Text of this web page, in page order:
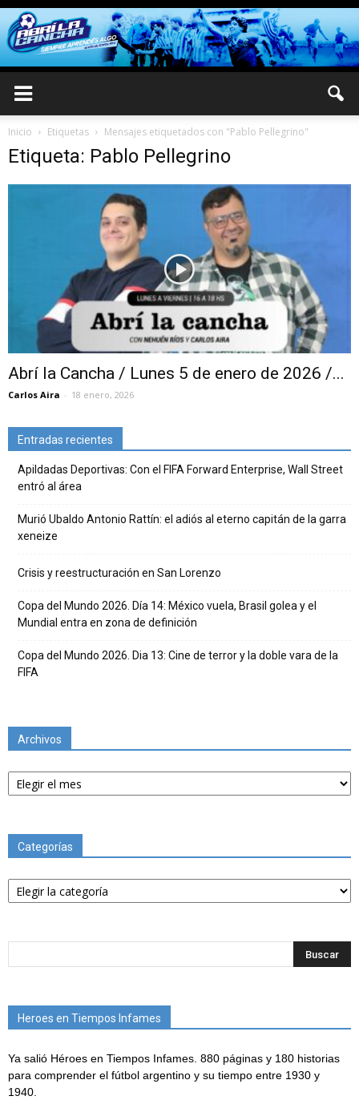
Inicio Etiquetas Mensajes etiquetados con "Pablo Pellegrino"
Etiqueta: Pablo Pellegrino
Abrí la Cancha / Lunes 5 de enero de 2026 /...
Carlos Aira - 18 enero, 2026
Entradas recientes
Apildadas Deportivas: Con el FIFA Forward Enterprise, Wall Street
entró al área
Murió Ubaldo Antonio Rattín: el adiós al eterno capitán de la garra
xeneize
Crisis y reestructuración en San Lorenzo
Copa del Mundo 2026. Día 14: México vuela, Brasil golea y el
Mundial entra en zona de definición
Copa del Mundo 2026. Dia 13: Cine de terror y la doble vara de la
FIFA
Archivos
Archivos
Categorías
Categorías
Heroes en Tiempos Infames
Ya salió Héroes en Tiempos Infames. 880 páginas y 180 historias
para comprender el fútbol argentino y su tiempo entre 1930 y
1940.